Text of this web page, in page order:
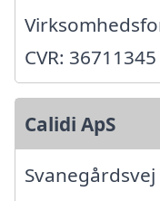
CVR: 36711345
Calidi ApS